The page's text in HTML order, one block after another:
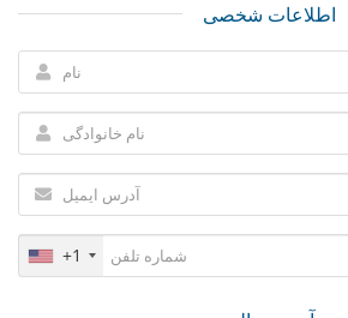
اطلاعات شخصی
+1